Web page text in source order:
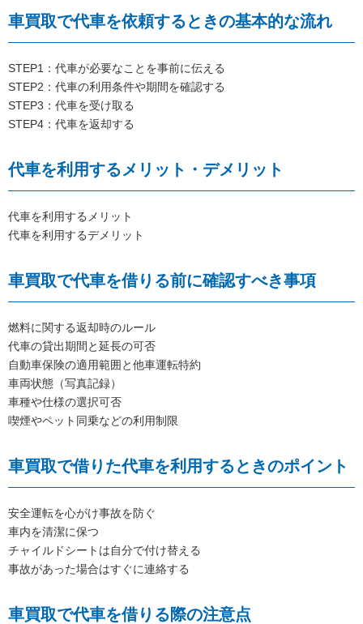
車買取で代車を依頼するときの基本的な流れ
STEP1：代車が必要なことを事前に伝える
STEP2：代車の利用条件や期間を確認する
STEP3：代車を受け取る
STEP4：代車を返却する
代車を利用するメリット・デメリット
代車を利用するメリット
代車を利用するデメリット
車買取で代車を借りる前に確認すべき事項
燃料に関する返却時のルール
代車の貸出期間と延長の可否
自動車保険の適用範囲と他車運転特約
車両状態（写真記録）
車種や仕様の選択可否
喫煙やペット同乗などの利用制限
車買取で借りた代車を利用するときのポイント
安全運転を心がけ事故を防ぐ
車内を清潔に保つ
チャイルドシートは自分で付け替える
事故があった場合はすぐに連絡する
車買取で代車を借りる際の注意点